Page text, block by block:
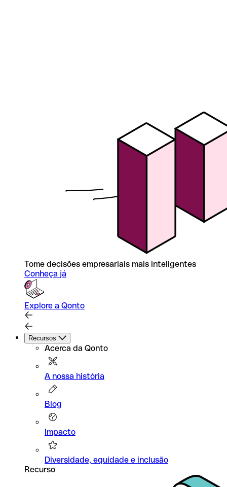
Tome decisões empresariais mais inteligentes
Conheça já
Explore a Qonto
Recursos
Acerca da Qonto
A nossa história
Blog
Impacto
Diversidade, equidade e inclusão
Recurso